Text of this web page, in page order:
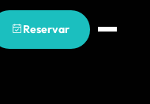
Reservar